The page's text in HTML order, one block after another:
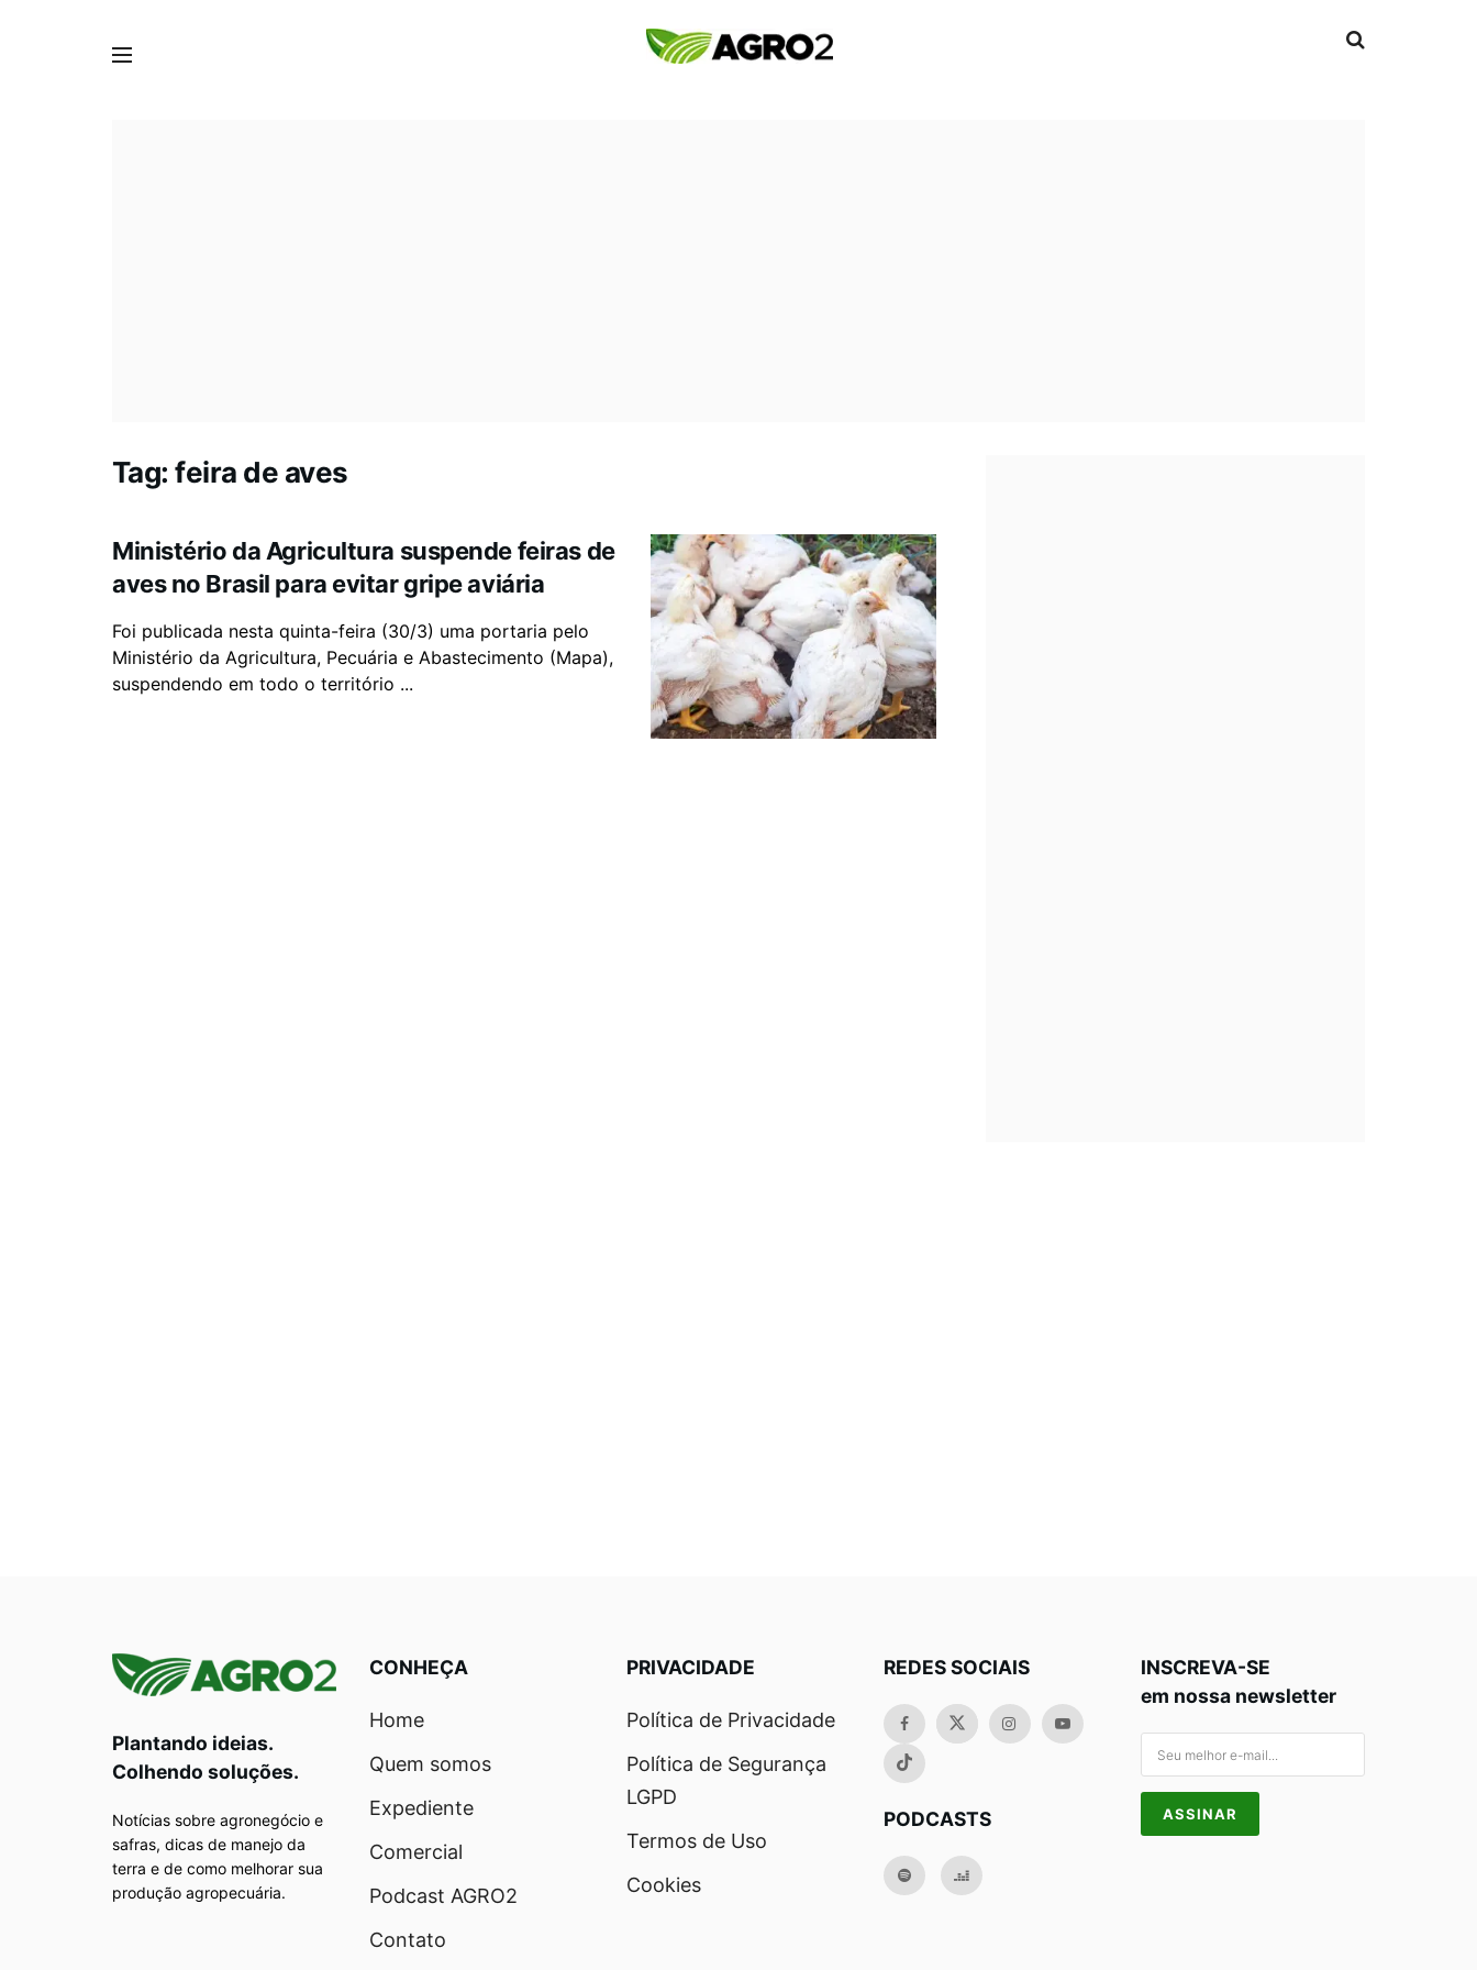
Tag:feira de aves
Ministério da Agricultura suspende feiras de
aves no Brasil para evitar gripe aviária
Foi publicada nesta quinta-feira (30/3) uma portaria pelo
Ministério da Agricultura, Pecuária e Abastecimento (Mapa),
suspendendo em todo o território ...
Plantando ideias.
Colhendo soluções.
Notícias sobre agronegócio e
safras, dicas de manejo da
terra e de como melhorar sua
produção agropecuária.
CONHEÇA
Home
Quem somos
Expediente
Comercial
Podcast AGRO2
Contato
PRIVACIDADE
Política de Privacidade
Política de Segurança
LGPD
Termos de Uso
Cookies
REDES SOCIAIS
PODCASTS
INSCREVA-SE
em nossa newsletter